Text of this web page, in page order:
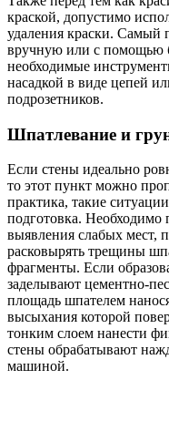
краской, допустимо
удаления краски. Самый
вручную или с помощью
необходимые
насадкой в виде цепей
подрозетников.
Шпатлевание и
Если стены идеально
то этот пункт можно
практика, такие
подготовка. Необходимо
выявления слабых мест,
расковырять трещины
фрагменты. Если
заделывают цементно-
площадь шпателем
высыхания которой
тонким слоем нанести
стены обрабатывают
машиной.